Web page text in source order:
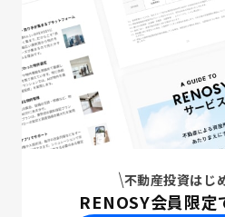
不動産投資はじ
RENOSY会員限定